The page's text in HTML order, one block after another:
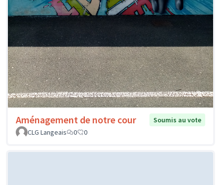
Aménagement de notre cour
Soumis au vote
CLG Langeais
0 0